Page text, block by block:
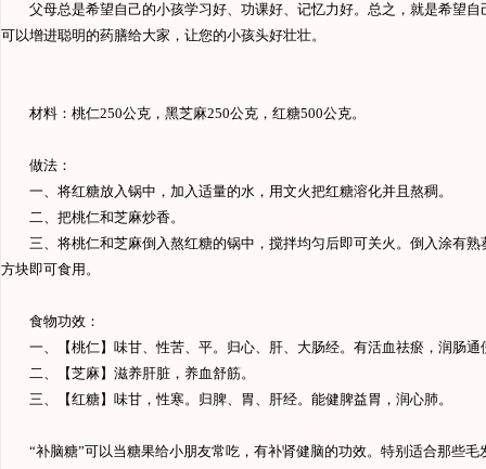
父母总是希望自己的小孩学习好、功课好、记忆力好。总之，就是希望自
可以增进聪明的药膳给大家，让您的小孩头好壮壮。
材料： 桃仁250公克，黑芝麻250公克， 红糖500公克。
做法：
一、将红糖放入锅中，加入适量的水，用文火把红糖溶化并且熬稠。
二、把桃仁和芝麻炒香。
三、将桃仁和芝麻倒入熬红糖的锅中，搅拌均匀后即可关火。倒入涂有
方块即可食用。
食物功效：
一、【桃仁】味甘、性苦、平。归心、肝、大肠经。有活血祛瘀，润肠通
二、【芝麻】滋养肝脏，养血舒筋。
三、【红糖】味甘，性寒。归脾、胃、肝经。能健脾益胃，润心肺。
“补脑糖”可以当糖果给小朋友常吃，有补肾健脑的功效。特别适合那些毛